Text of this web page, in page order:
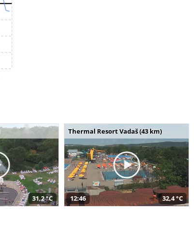
31,2 °C
Thermal Resort Vadaš (43 km)
12:46 32,4 °C